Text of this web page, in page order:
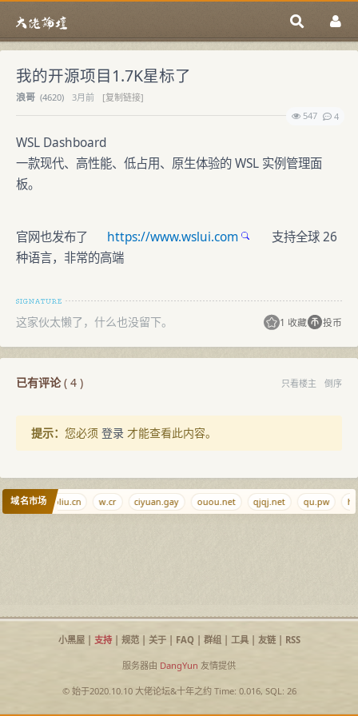
我的开源项目1.7K星标了
浪哥 (4620) 3月前
[复制链接]
547
4
WSL Dashboard
一款现代、高性能、低占用、原生体验的 WSL 实例管理面
板。
官网也发布了 https://www.wslui.com
支持全球 26
种语言，非常的高端
这家伙太懒了，什么也没留下。 1 收藏 投币
已有评论( 4 ) 只看楼主 倒序
提示： 您必须 登录 才能查看此内容。
域名市场caoliu.cn w.cr ciyuan.gay ouou.net qjqj.net qu.pw
小黑屋| 支持| 规范| 关于| FAQ| 群组| 工具| 友链| RSS
服务器由 DangYun 友情提供
© 始于2020.10.10 大佬论坛&十年之约Time: 0.016, SQL: 26